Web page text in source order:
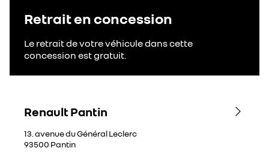
Retrait en concession
Le retrait de votre véhicule dans cette
concession est gratuit.
Renault Pantin
13. avenue du Général Leclerc
93500 Pantin